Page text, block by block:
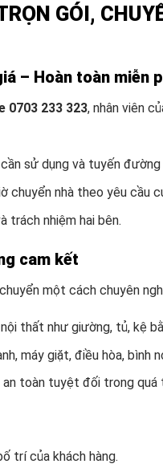
GÓI,
– Hoàn toàn miễn
0703 233 323, nhân viên
sử dụng và tuyến
chuyển nhà theo yêu cầu
trách nhiệm hai bên.
cam kết
một cách chuyên
thất như giường, tủ, kệ
máy giặt, điều hòa, bình
toàn tuyệt đối trong quá
trí của khách hàng.